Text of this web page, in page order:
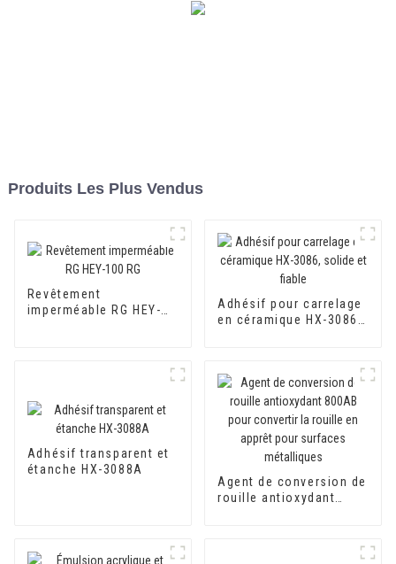
Produits Les Plus Vendus
Revêtement
imperméable RG HEY-
Adhésif pour carrelage
en céramique HX-3086,
Adhésif transparent et
étanche HX-3088A
Agent de conversion de
rouille antioxydant